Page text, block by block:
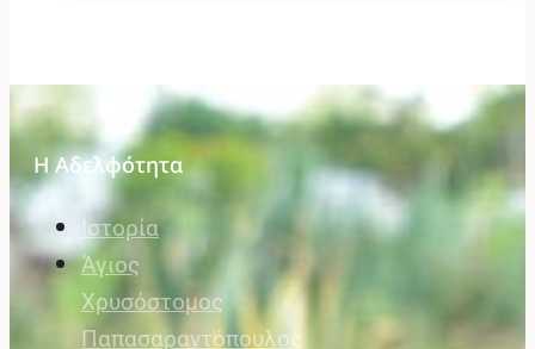
Η Αδελφότητα
Ιστορία
Άγιος
Χρυσόστομος
Παπασαραντόπουλος